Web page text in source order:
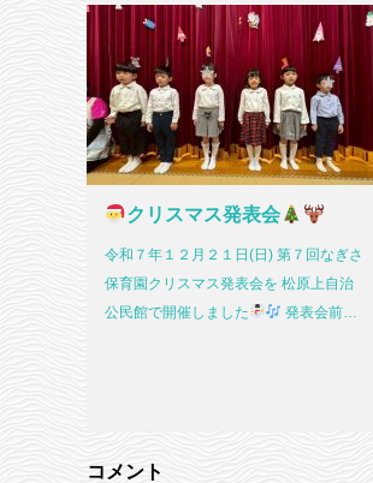
クリスマス発表会
令和７年１２月２１日(日) 第７回なぎさ
保育園クリスマス発表会を 松原上自治
公民館で開催しました
発表会前…
コメント